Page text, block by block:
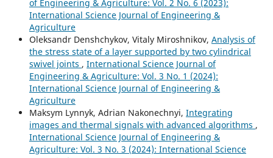
of Engineering & Agriculture: Vol. 2 No. 6 (2023):
International Science Journal of Engineering &
Agriculture
Oleksandr Denshchykov, Vitaly Miroshnikov, Analysis of
the stress state of a layer supported by two cylindrical
swivel joints , International Science Journal of
Engineering & Agriculture: Vol. 3 No. 1 (2024):
International Science Journal of Engineering &
Agriculture
Maksym Lynnyk, Adrian Nakonechnyi, Integrating
images and thermal signals with advanced algorithms ,
International Science Journal of Engineering &
Agriculture: Vol. 3 No. 3 (2024): International Science